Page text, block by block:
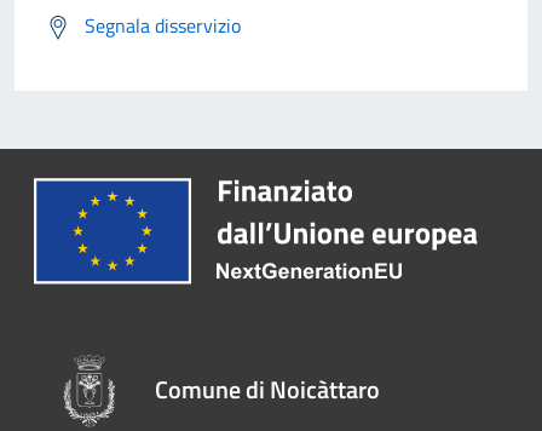
Segnala disservizio
Comune di Noicàttaro